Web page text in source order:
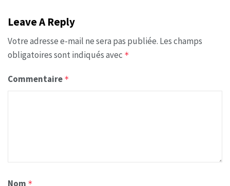
Leave A Reply
Votre adresse e-mail ne sera pas publiée. Les champs
obligatoires sont indiqués avec *
Commentaire *
Nom *